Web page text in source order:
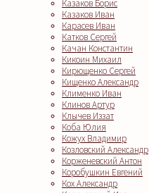
Казаков Борис
Казаков Иван
Карасев Иван
Катков Сергей
Качан Константин
Кикоин Михаил
Кирющенко Сергей
Кищенко Александр
Клименко Иван
Клинов Артур
Клычев Иззат
Коба Юлия
Кожух Владимир
Козловский Александр
Корженевский Антон
Коробушкин Евгений
Кох Александр